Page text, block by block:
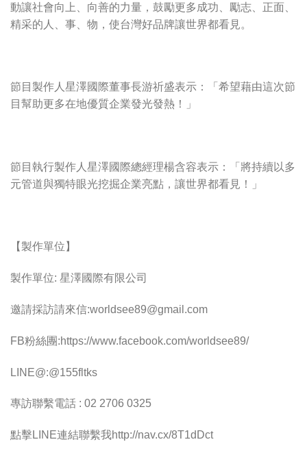
動讓社會向上、向善的力量，鼓勵更多成功、勵志、正面、
精采的人、事、物，使台灣好品牌讓世界都看見。
節目製作人星澤國際董事長游祈盛表示：「希望藉由這次節
目幫助更多在地優質企業發光發熱！」
節目執行製作人星澤國際總經理楊含容表示：「將持續以多
元管道與獨特眼光挖掘企業亮點，讓世界都看見！」
【製作單位】
製作單位: 星澤國際有限公司
邀請採訪請來信:worldsee89@gmail.com
FB粉絲團:https://www.facebook.com/worldsee89/
LINE@:@155fltks
專訪聯繫電話 : 02 2706 0325
點擊LINE連結聯繫我http://nav.cx/8T1dDct